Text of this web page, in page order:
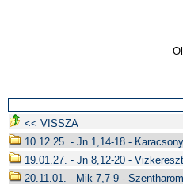
<< VISSZA
10.12.25. - Jn 1,14-18 -
19.01.27. - Jn 8,12-20 -
20.11.01. - Mik 7,7-9 -